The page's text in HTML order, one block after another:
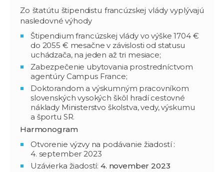
Zo štatútu štipendistu francúzskej vlády vyplývajú
nasledovné výhody
Štipendium francúzskej vlády vo výške 1704 €
do 2055 € mesačne v závislosti od statusu
uchádzača, na jeden až tri mesiace;
Zabezpečenie ubytovania prostredníctvom
agentúry Campus France;
Doktorandom a výskumným pracovníkom
slovenských vysokých škôl hradí cestovné
náklady Ministerstvo školstva, vedy, výskumu
a športu SR.
Harmonogram
Otvorenie výzvy na podávanie žiadostí :
4. september 2023
Uzávierka žiadostí: 4. november 2023